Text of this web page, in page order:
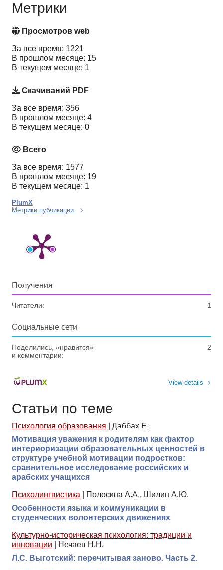
Метрики
Просмотров web
За все время: 1221
В прошлом месяце: 15
В текущем месяце: 1
Скачиваний PDF
За все время: 356
В прошлом месяце: 4
В текущем месяце: 0
Всего
За все время: 1577
В прошлом месяце: 19
В текущем месяце: 1
PlumX
Метрики публикации
Получения
Читатели: 1
Социальные сети
Поделились, «нравится»
и комментарии:
2
View details
Статьи по теме
Психология образования
Даббах Е.
Мотивация уважения к родителям как фактор
интериоризации образовательных ценностей в
структуре учебной мотивации подростков:
сравнительное исследование российских и
арабских учащихся
Психолингвистика
Полосина А.А., Шилин А.Ю.
Особенности языка и коммуникации в
студенческих волонтерских движениях
Культурно-историческая психология: традиции и
инновации
Нечаев Н.Н.
Л.С. Выготский: перечитывая заново. Часть 2.